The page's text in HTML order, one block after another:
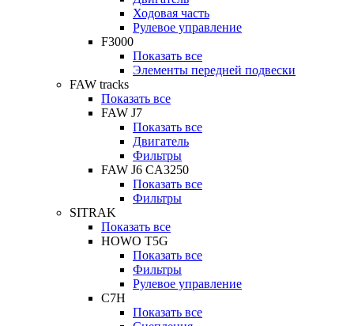
Ходовая часть
Рулевое управление
F3000
Показать все
Элементы передней подвески
FAW tracks
Показать все
FAW J7
Показать все
Двигатель
Фильтры
FAW J6 CA3250
Показать все
Фильтры
SITRAK
Показать все
HOWO T5G
Показать все
Фильтры
Рулевое управление
C7H
Показать все